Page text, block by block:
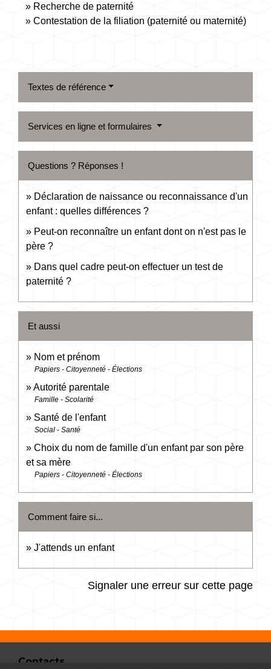
Recherche de paternité
Contestation de la filiation (paternité ou maternité)
Textes de référence
Services en ligne et formulaires
Questions ? Réponses !
Déclaration de naissance ou reconnaissance d'un
enfant : quelles différences ?
Peut-on reconnaître un enfant dont on n'est pas le
père ?
Dans quel cadre peut-on effectuer un test de
paternité ?
Et aussi
Nom et prénom
Papiers - Citoyenneté - Élections
Autorité parentale
Famille - Scolarité
Santé de l'enfant
Social - Santé
Choix du nom de famille d'un enfant par son père
et sa mère
Papiers - Citoyenneté - Élections
Comment faire si...
J'attends un enfant
Signaler une erreur sur cette page
Contacts